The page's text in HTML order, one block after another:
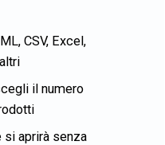
CSV, Excel,
il numero
si aprirà senza